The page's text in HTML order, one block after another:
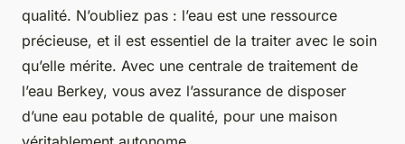
qualité. N’oubliez pas : l’eau est une ressource
précieuse, et il est essentiel de la traiter avec le soin
qu’elle mérite. Avec une centrale de traitement de
l’eau Berkey, vous avez l’assurance de disposer
d’une eau potable de qualité, pour une maison